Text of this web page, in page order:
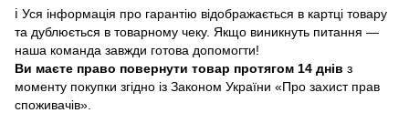
ℹ️ Уся інформація про гарантію відображається в картці товару
та дублюється в товарному чеку. Якщо виникнуть питання —
наша команда завжди готова допомогти!
Ви маєте право повернути товар протягом 14 днів з
моменту покупки згідно із Законом України «Про захист прав
споживачів».